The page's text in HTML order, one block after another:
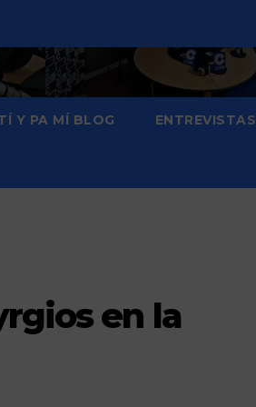
Y PA MÍ BLOG ENTREVISTAS
en la